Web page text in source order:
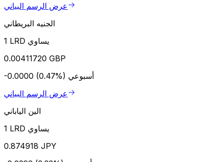
عرض الرسم البياني
الجنيه البريطاني
1 LRD يساوي
0.00411720 GBP
-0.0000 (0.47%) أسبوعي
عرض الرسم البياني
الين الياباني
1 LRD يساوي
0.874918 JPY